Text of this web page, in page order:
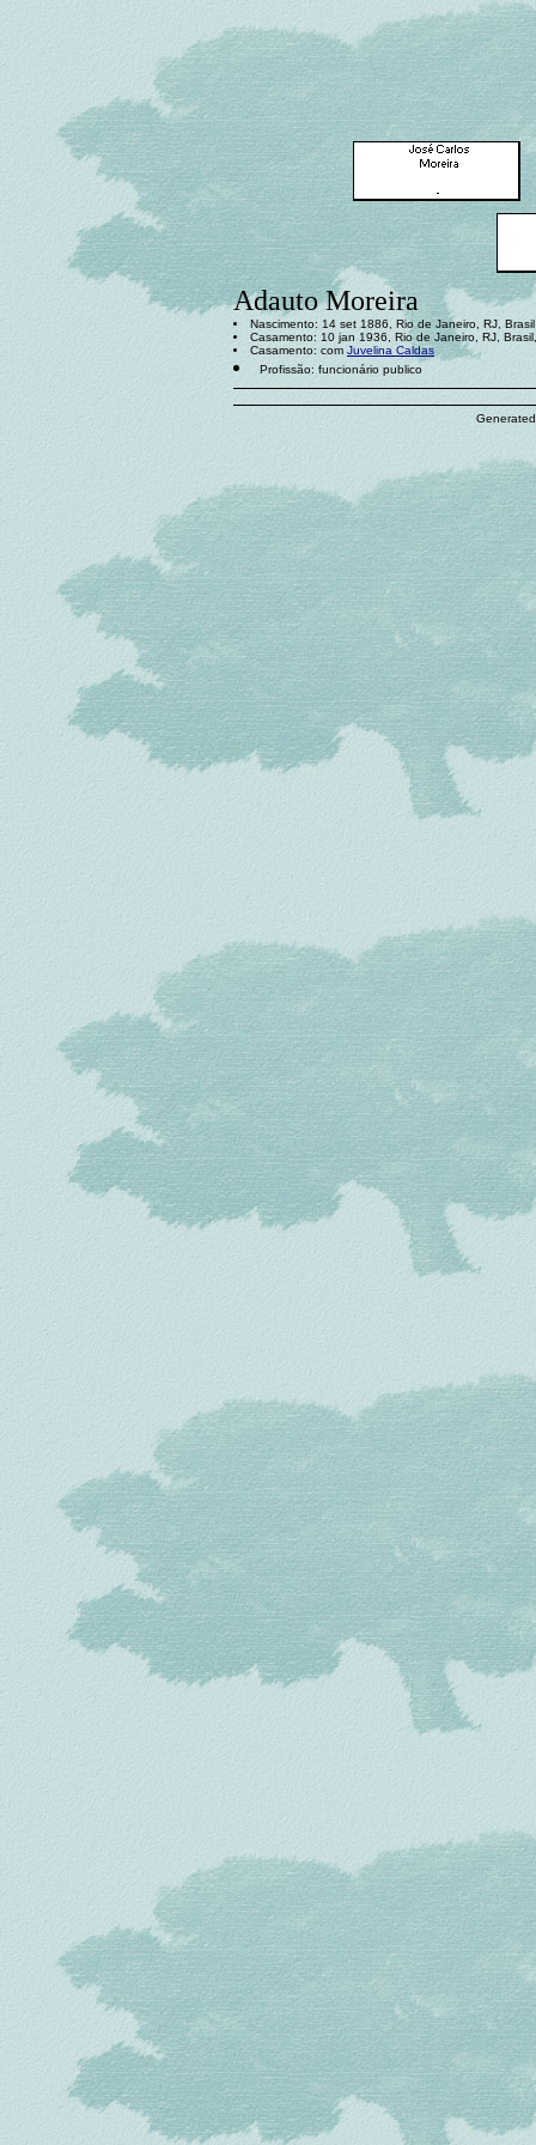
Adauto Moreira
Nascimento: 14 set 1886, Rio de Janeiro, RJ, Brasil
Casamento: 10 jan 1936, Rio de Janeiro, RJ,
Casamento: com Juvelina Caldas
Profissão: funcionário publico